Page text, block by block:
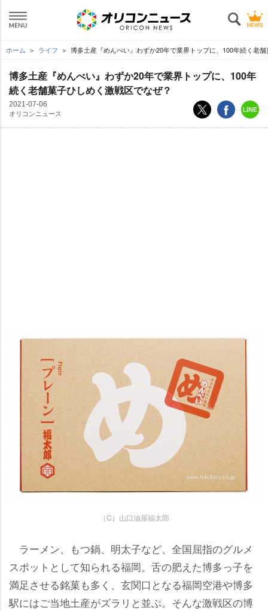
ホーム ライフ 博多土産『めんべい』わずか20年で業界トップに、100年続く老
博多土産『めんべい』わずか20年で業界トップに、100年
続く老舗菓子ひしめく激戦区でなぜ？
2021-07-06
オリコンニュース
（C）山口油屋福太郎
ラーメン、もつ鍋、明太子など、全国屈指のグルメ
スポットとして知られる福岡。舌の肥えた博多っ子を
満足させる銘菓も多く、玄関口となる福岡空港や博多
駅にはご当地土産がズラリと並ぶ。そんな激戦区の博